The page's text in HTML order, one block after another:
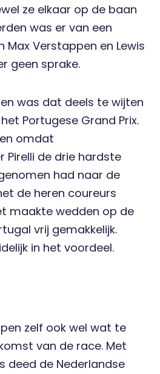
ze elkaar op de baan
was er van een
Verstappen en Lewis
geen sprake.
was dat deels te wijten
Portugese Grand Prix.
omdat
Pirelli de drie hardste
had naar de
de heren coureurs
maakte wedden op de
vrij gemakkelijk.
in het voordeel.
zelf ook wel wat te
van de race. Met
deed de Nederlandse